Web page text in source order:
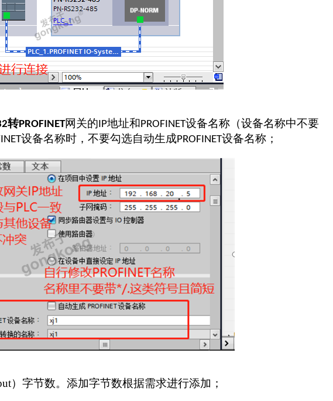
转PROFINET网关的IP地址和PROFINET设备名称（设备名称中不要
设备名称时，不要勾选自动生成PROFINET设备名称；
）字节数。添加字节数根据需求进行添加；